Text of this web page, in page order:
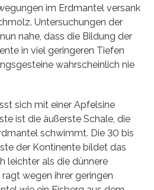
im Erdmantel versank
Untersuchungen der
nahe, dass die Bildung der
in viel geringeren Tiefen
wahrscheinlich nie
sich mit einer Apfelsine
ist die äußerste Schale, die
schwimmt. Die 30 bis
der Kontinente bildet das
leichter als die dünnere
wegen ihrer geringen